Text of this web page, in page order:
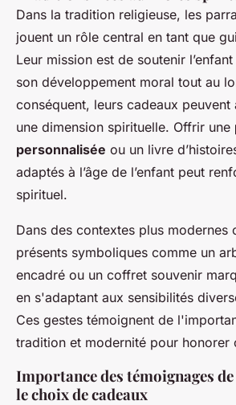
Dans la tradition religieuse, les
jouent un rôle central en tant que
Leur mission est de soutenir
son développement moral tout au
conséquent, leurs cadeaux
une dimension spirituelle. Offrir une
personnalisée ou un livre
adaptés à l’âge de l’enfant peut
spirituel.
Dans des contextes plus modernes
présents symboliques comme un
encadré ou un coffret souvenir
en s'adaptant aux sensibilités
Ces gestes témoignent de
tradition et modernité pour honorer
Importance des témoignages
le choix de cadeaux